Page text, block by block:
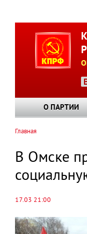
О ПАРТИИ
навигации
Главная
В Омске
17.03 21:00